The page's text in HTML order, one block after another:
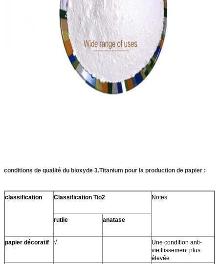
conditions de qualité du bioxyde 3.Titanium pour la production de papier :
classification Classification Tio2 Notes
rutile anatase
papier décoratif √
Une condition anti-
vieillissement plus
élevée